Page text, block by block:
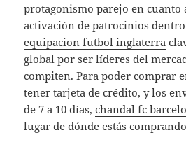
protagonismo parejo en cuanto
activación de patrocinios dentro
equipacion futbol inglaterra
global por ser líderes del
compiten. Para poder comprar
tener tarjeta de crédito, y los
de 7 a 10 días,chandal fc
lugar de dónde estás